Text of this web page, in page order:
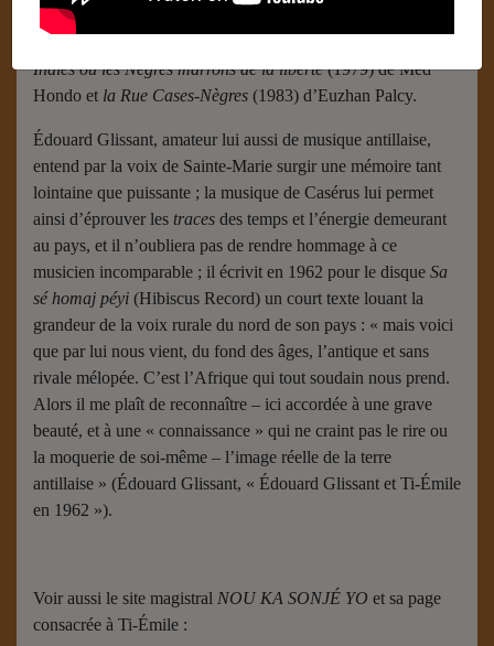
du Centre culturel Jean-Marie Serreau de la même ville. Ti-
Indies ou les Nègres marrons de la liberté(1979) de Med
Hondo et la Rue Cases-Nègres (1983) d’Euzhan Palcy.
Édouard Glissant, amateur lui aussi de musique antillaise,
entend par la voix de Sainte-Marie surgir une mémoire tant
lointaine que puissante ; la musique de Casérus lui permet
ainsi d’éprouver les traces des temps et l’énergie demeurant
au pays, et il n’oubliera pas de rendre hommage à ce
musicien incomparable ; il écrivit en 1962 pour le disque Sa
sé homaj péyi (Hibiscus Record) un court texte louant la
grandeur de la voix rurale du nord de son pays : « mais voici
que par lui nous vient, du fond des âges, l’antique et sans
rivale mélopée. C’est l’Afrique qui tout soudain nous prend.
Alors il me plaît de reconnaître – ici accordée à une grave
beauté, et à une « connaissance » qui ne craint pas le rire ou
la moquerie de soi-même – l’image réelle de la terre
antillaise » (Édouard Glissant, « Édouard Glissant et Ti-Émile
en 1962 »).
Voir aussi le site magistral NOU KA SONJÉ YO et sa page
consacrée à Ti-Émile :